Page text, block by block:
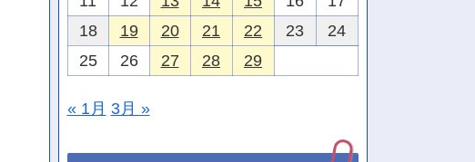
18
19 20 21 22 23
24
25
26 27 28 29
« 1月 3月 »